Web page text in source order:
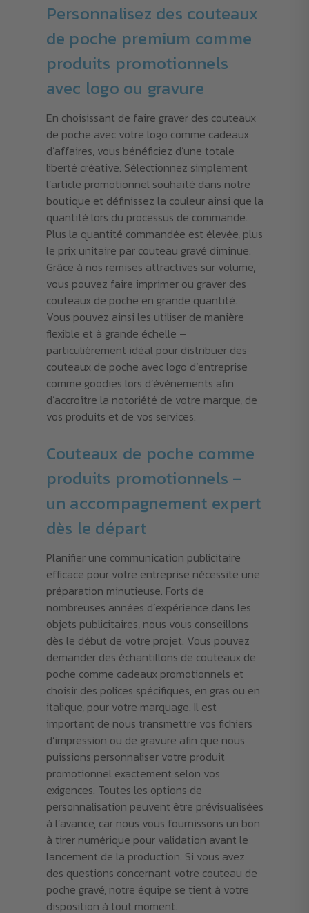
Personnalisez des couteaux
de poche premium comme
produits promotionnels
avec logo ou gravure
En choisissant de faire graver des couteaux
de poche avec votre logo comme cadeaux
d’affaires, vous bénéficiez d’une totale
liberté créative. Sélectionnez simplement
l’article promotionnel souhaité dans notre
boutique et définissez la couleur ainsi que la
quantité lors du processus de commande.
Plus la quantité commandée est élevée, plus
le prix unitaire par couteau gravé diminue.
Grâce à nos remises attractives sur volume,
vous pouvez faire imprimer ou graver des
couteaux de poche en grande quantité.
Vous pouvez ainsi les utiliser de manière
flexible et à grande échelle –
particulièrement idéal pour distribuer des
couteaux de poche avec logo d’entreprise
comme goodies lors d’événements afin
d’accroître la notoriété de votre marque, de
vos produits et de vos services.
Couteaux de poche comme
produits promotionnels –
un accompagnement expert
dès le départ
Planifier une communication publicitaire
efficace pour votre entreprise nécessite une
préparation minutieuse. Forts de
nombreuses années d’expérience dans les
objets publicitaires, nous vous conseillons
dès le début de votre projet. Vous pouvez
demander des échantillons de couteaux de
poche comme cadeaux promotionnels et
choisir des polices spécifiques, en gras ou en
italique, pour votre marquage. Il est
important de nous transmettre vos fichiers
d’impression ou de gravure afin que nous
puissions personnaliser votre produit
promotionnel exactement selon vos
exigences. Toutes les options de
personnalisation peuvent être prévisualisées
à l’avance, car nous vous fournissons un bon
à tirer numérique pour validation avant le
lancement de la production. Si vous avez
des questions concernant votre couteau de
poche gravé, notre équipe se tient à votre
disposition à tout moment.